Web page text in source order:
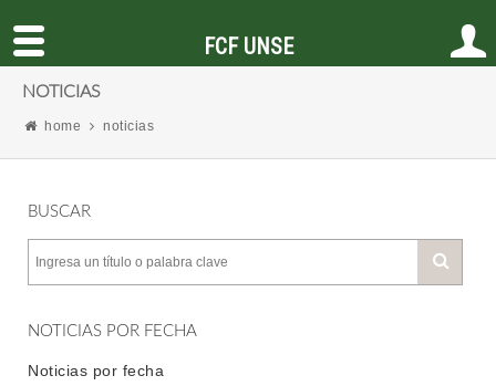
NOTICIAS
home noticias
BUSCAR
NOTICIAS POR FECHA
Noticias por fecha
FCF UNSE